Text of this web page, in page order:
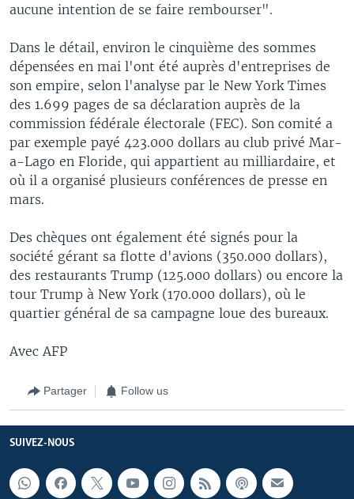
aucune intention de se faire rembourser".
Dans le détail, environ le cinquième des sommes
dépensées en mai l'ont été auprès d'entreprises de
son empire, selon l'analyse par le New York Times
des 1.699 pages de sa déclaration auprès de la
commission fédérale électorale (FEC). Son comité a
par exemple payé 423.000 dollars au club privé Mar-
a-Lago en Floride, qui appartient au milliardaire, et
où il a organisé plusieurs conférences de presse en
mars.
Des chèques ont également été signés pour la
société gérant sa flotte d'avions (350.000 dollars),
des restaurants Trump (125.000 dollars) ou encore la
tour Trump à New York (170.000 dollars), où le
quartier général de sa campagne loue des bureaux.
Avec AFP
Partager Follow us
SUIVEZ-NOUS